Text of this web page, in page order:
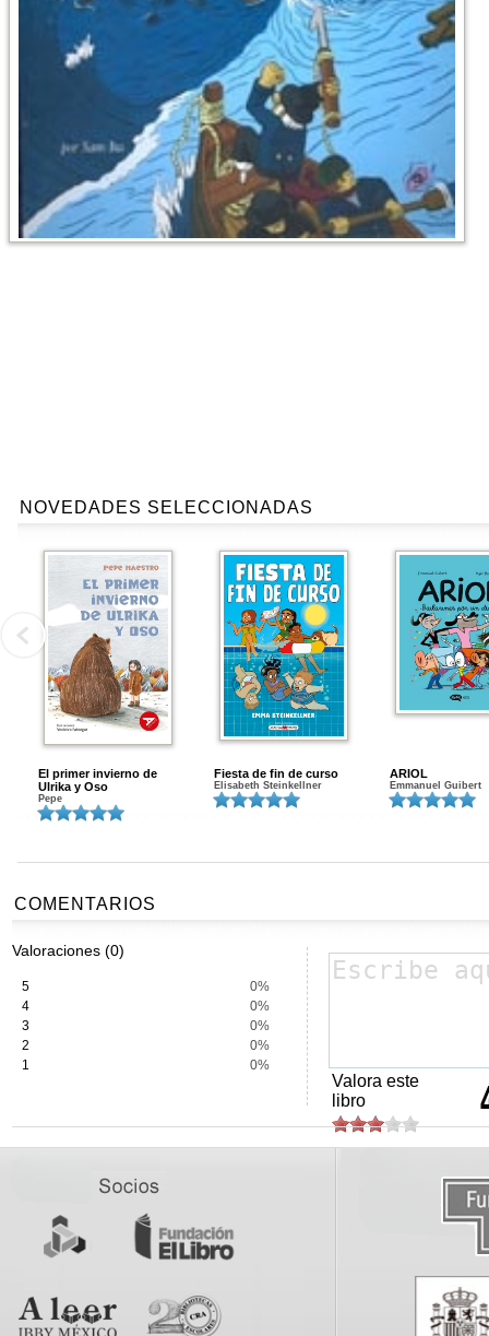
NOVEDADES SELECCIONADAS
El primer invierno de
Ulrika y Oso
Pepe
Fiesta de fin de curso
Elisabeth Steinkellner
ARIOL
Emmanuel Guibert
COMENTARIOS
Valoraciones (0)
5
0%
4
0%
3
0%
2
0%
1
0%
Valora este
libro